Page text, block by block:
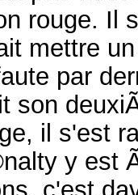
rouge. Il
mettre
par
son
il s'est
y est
c'est